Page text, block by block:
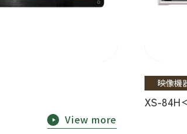
View more
映像機
XS-84H